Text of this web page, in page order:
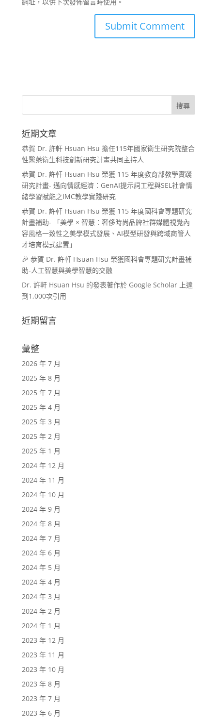
近期文章
恭賀 Dr. 許軒 Hsuan Hsu 擔任115年國家衛生研究院整合
性醫藥衛生科技創新研究計畫共同主持人
恭賀 Dr. 許軒 Hsuan Hsu 榮獲 115 年度教育部教學實踐
研究計畫- 邁向情感經濟：GenAI提示詞工程與SEL社會情
緒學習賦能之IMC教學實踐研究
恭賀 Dr. 許軒 Hsuan Hsu 榮獲 115 年度國科會專題研究
計畫補助- 「美學 × 智慧：奢侈時尚品牌社群媒體視覺內
容風格一致性之美學模式發展、AI模型研發與跨域商管人
才培育模式建置」
🎉 恭賀 Dr. 許軒 Hsuan Hsu 榮獲國科會專題研究計畫補
助-人工智慧與美學智慧的交融
Dr. 許軒 Hsuan Hsu 的發表著作於 Google Scholar 上達
到1,000次引用
近期留言
彙整
2026 年 7 月
2025 年 8 月
2025 年 7 月
2025 年 4 月
2025 年 3 月
2025 年 2 月
2025 年 1 月
2024 年 12 月
2024 年 11 月
2024 年 10 月
2024 年 9 月
2024 年 8 月
2024 年 7 月
2024 年 6 月
2024 年 5 月
2024 年 4 月
2024 年 3 月
2024 年 2 月
2024 年 1 月
2023 年 12 月
2023 年 11 月
2023 年 10 月
2023 年 8 月
2023 年 7 月
2023 年 6 月